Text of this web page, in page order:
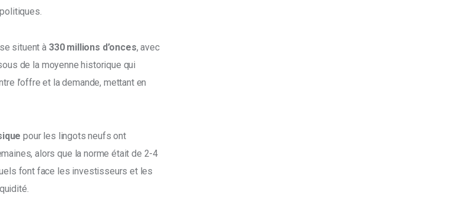
situent à 330 millions d’onces, avec
de la moyenne historique qui
l’offre et la demande, mettant en
pour les lingots neufs ont
alors que la norme était de 2-4
font face les investisseurs et les